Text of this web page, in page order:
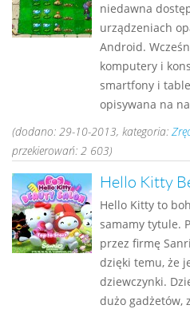
niedawna
urządzeniach
Android.
komputery i
smartfony i
opisywana na
(dodano: 29-10-2013, kategoria:
przekierowań: 2 603)
Hello Kitty
Hello Kitty to
samamy tytule.
przez firmę
dzięki temu, że
dziewczynki.
dużo gadżetów,